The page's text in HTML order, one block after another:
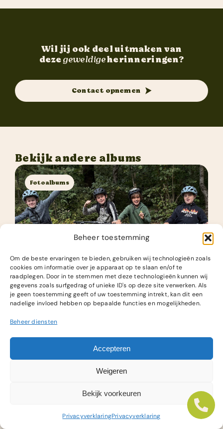
Beheer toestemming
Om de beste ervaringen te bieden, gebruiken wij technologieën zoals
cookies om informatie over je apparaat op te slaan en/of te
raadplegen. Door in te stemmen met deze technologieën kunnen wij
gegevens zoals surfgedrag of unieke ID's op deze site verwerken. Als
je geen toestemming geeft of uw toestemming intrekt, kan dit een
nadelige invloed hebben op bepaalde functies en mogelijkheden.
Beheer diensten
Accepteren
Weigeren
Bekijk voorkeuren
PrivacyverklaringPrivacyverklaring
Wil jij ook deel uitmaken van
dezegeweldigeherinneringen?
Contact opnemen
Bekijk andere albums
Fotoalbums
Survival week 3
Bekijk foto album